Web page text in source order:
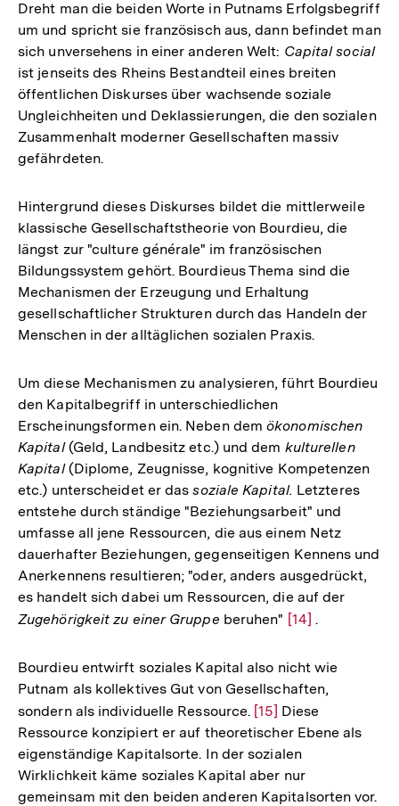
Dreht man die beiden Worte in Putnams Erfolgsbegriff
um und spricht sie französisch aus, dann befindet man
sich unversehens in einer anderen Welt: Capital social
ist jenseits des Rheins Bestandteil eines breiten
öffentlichen Diskurses über wachsende soziale
Ungleichheiten und Deklassierungen, die den sozialen
Zusammenhalt moderner Gesellschaften massiv
gefährdeten.
Hintergrund dieses Diskurses bildet die mittlerweile
klassische Gesellschaftstheorie von Bourdieu, die
längst zur "culture générale" im französischen
Bildungssystem gehört. Bourdieus Thema sind die
Mechanismen der Erzeugung und Erhaltung
gesellschaftlicher Strukturen durch das Handeln der
Menschen in der alltäglichen sozialen Praxis.
Um diese Mechanismen zu analysieren, führt Bourdieu
den Kapitalbegriff in unterschiedlichen
Erscheinungsformen ein. Neben demökonomischen
Kapital(Geld, Landbesitz etc.) und dem kulturellen
Kapital(Diplome, Zeugnisse, kognitive Kompetenzen
etc.) unterscheidet er dassoziale Kapital. Letzteres
entstehe durch ständige "Beziehungsarbeit" und
umfasse all jene Ressourcen, die aus einem Netz
dauerhafter Beziehungen, gegenseitigen Kennens und
Anerkennens resultieren; "oder, anders ausgedrückt,
es handelt sich dabei um Ressourcen, die auf der
Zugehörigkeit zu einer Gruppe beruhen" Zur
der
Fußnote
[14] .
Bourdieu entwirft soziales Kapital also nicht wie
Putnam als kollektives Gut von Gesellschaften,
sondern als individuelle Ressource. Zur
Auflösung
der
Fußnote
[15] Diese
Ressource konzipiert er auf theoretischer Ebene als
eigenständige Kapitalsorte. In der sozialen
Wirklichkeit käme soziales Kapital aber nur
gemeinsam mit den beiden anderen Kapitalsorten vor.